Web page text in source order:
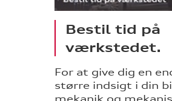
Bestil tid på
værkstedet.
For at give dig en
større indsigt i din
mekanik og